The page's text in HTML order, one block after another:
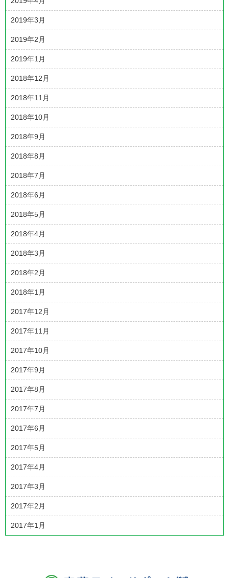
2019年3月
2019年2月
2019年1月
2018年12月
2018年11月
2018年10月
2018年9月
2018年8月
2018年7月
2018年6月
2018年5月
2018年4月
2018年3月
2018年2月
2018年1月
2017年12月
2017年11月
2017年10月
2017年9月
2017年8月
2017年7月
2017年6月
2017年5月
2017年4月
2017年3月
2017年2月
2017年1月